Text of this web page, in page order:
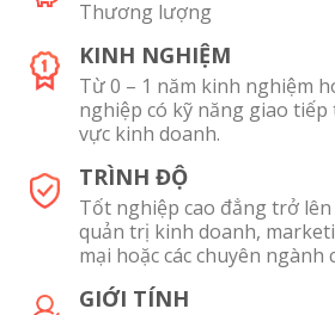
Thương lượng
KINH NGHIỆM
Từ 0 – 1 năm kinh nghiệm
nghiệp có kỹ năng giao
vực kinh doanh.
TRÌNH ĐỘ
Tốt nghiệp cao đẳng trở lên
quản trị kinh doanh,
mại hoặc các chuyên ngành
GIỚI TÍNH